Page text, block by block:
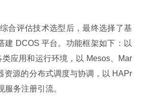
合评估技术选型后，最终选择了基
建 DCOS 平台。功能框架如下：以
应用和运行环境，以 Mesos、Mar
资源的分布式调度与协调，以 HAPr
服务注册引流。